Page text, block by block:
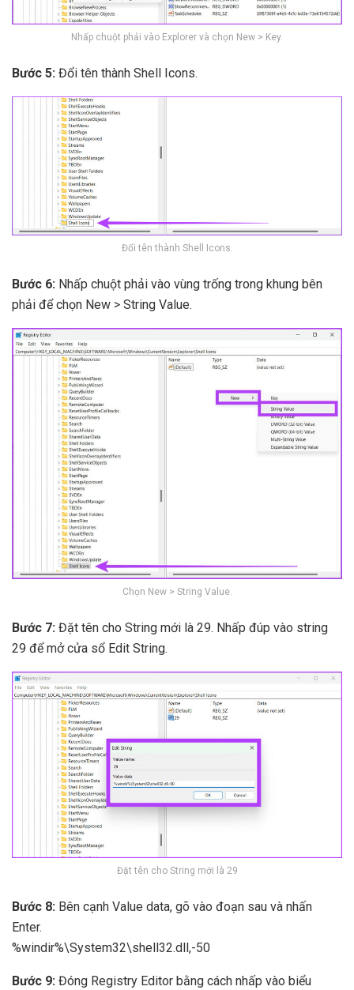
Nhấp chuột phải vào Explorer và chọn New > Key.
Bước 5: Đổi tên thành Shell Icons.
Đổi tên thành Shell Icons.
Bước 6: Nhấp chuột phải vào vùng trống trong khung bên
phải để chọn New > String Value.
Chọn New > String Value.
Bước 7: Đặt tên cho String mới là 29. Nhấp đúp vào string
29 để mở cửa sổ Edit String.
Đặt tên cho String mới là 29
Bước 8: Bên cạnh Value data, gõ vào đoạn sau và nhấn
Enter.
%windir%\System32\shell32.dll,-50
Bước 9: Đóng Registry Editor bằng cách nhấp vào biểu